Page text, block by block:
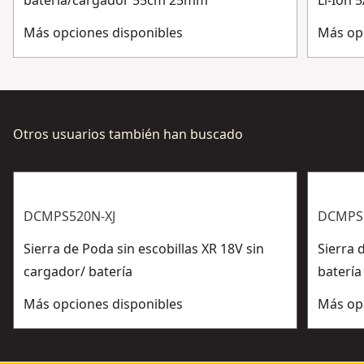
variedad de aplicaciones
PANTALLA LED - Proporciona indicadores de estado de
Más opciones disponibles
Más
Otros usuarios también han buscado
DCMPS520N-XJ
Sierra de Poda sin escobillas XR 18V sin
cargador/ batería
Más opciones disponibles
Sierra
batería
Más